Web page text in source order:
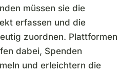
müssen sie die
erfassen und die
zuordnen. Plattformen
dabei, Spenden
und erleichtern die